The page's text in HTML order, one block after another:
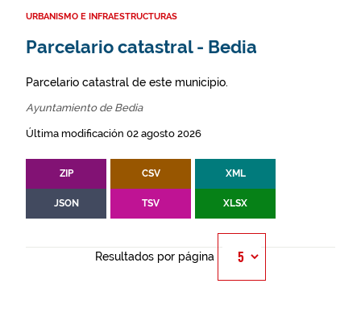
URBANISMO E INFRAESTRUCTURAS
Parcelario catastral - Bedia
Parcelario catastral de este municipio.
Ayuntamiento de Bedia
Última modificación 02 agosto 2026
ZIP CSV XML
JSON TSV XLSX
Resultados por página